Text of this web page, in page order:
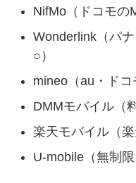
NifMo（ドコモの
Wonderlink（パ
○）
mineo（au・ドコ
DMMモバイル（
楽天モバイル（
U-mobile（無制限